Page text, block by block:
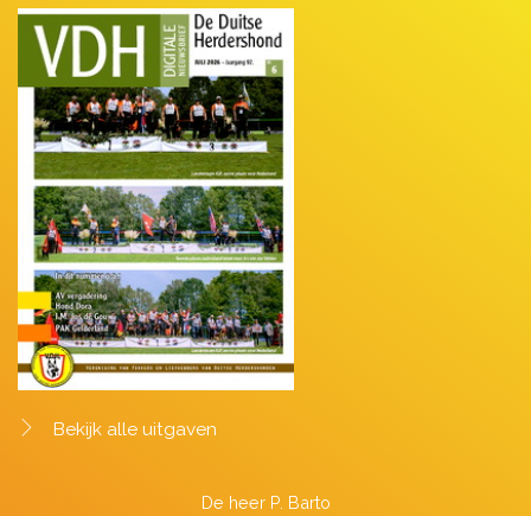
Bekijk alle uitgaven
De heer P. Barto